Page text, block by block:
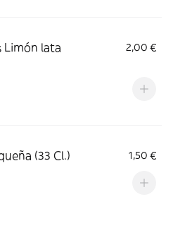
Limón lata
2,00 €
(33 Cl.) 1,50 €